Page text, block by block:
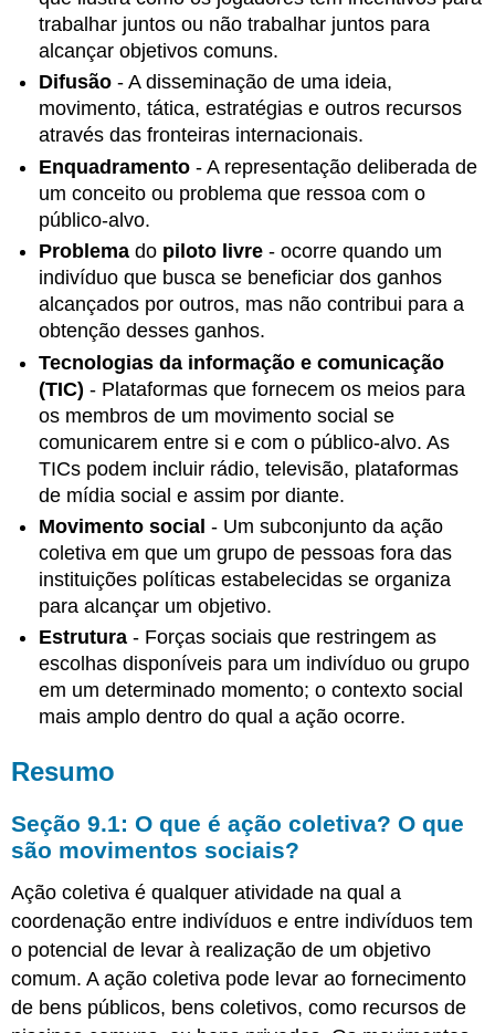
sociais?
Seção
9.2:
Quadros
para
ação
9.3:
Uma
estrutura
para
os
movimentos
sociais
Seção
9.4:
Estudo
de
caso
comparativo
-
Movimentos
de
trabalhadores
na
Polônia
e
na
China
Perguntas
revisão
de
pensamento
crítico
Sugestões
para
estudos
adicionais
Livros
Artigos
trabalhar juntos ou não trabalhar juntos para
alcançar objetivos comuns.
Difusão - A disseminação de uma ideia,
movimento, tática, estratégias e outros recursos
através das fronteiras internacionais.
Enquadramento - A representação deliberada de
um conceito ou problema que ressoa com o
público-alvo.
Problema do piloto livre - ocorre quando um
indivíduo que busca se beneficiar dos ganhos
alcançados por outros, mas não contribui para a
obtenção desses ganhos.
Tecnologias da informação e comunicação
(TIC) - Plataformas que fornecem os meios para
os membros de um movimento social se
comunicarem entre si e com o público-alvo. As
TICs podem incluir rádio, televisão, plataformas
de mídia social e assim por diante.
Movimento social - Um subconjunto da ação
coletiva em que um grupo de pessoas fora das
instituições políticas estabelecidas se organiza
para alcançar um objetivo.
Estrutura - Forças sociais que restringem as
escolhas disponíveis para um indivíduo ou grupo
em um determinado momento; o contexto social
mais amplo dentro do qual a ação ocorre.
Resumo
Seção 9.1: O que é ação coletiva? O que
são movimentos sociais?
Ação coletiva é qualquer atividade na qual a
coordenação entre indivíduos e entre indivíduos tem
o potencial de levar à realização de um objetivo
comum. A ação coletiva pode levar ao fornecimento
de bens públicos, bens coletivos, como recursos de